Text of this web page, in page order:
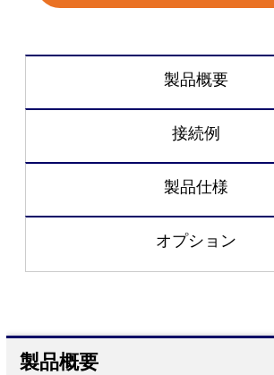
製品概要
接続例
製品仕様
オプション
製品概要